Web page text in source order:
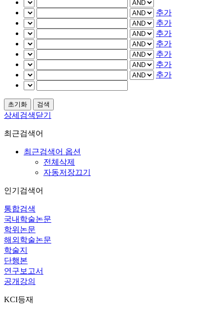
추가
추가
추가
추가
추가
추가
추가
상세검색닫기
최근검색어
최근검색어 옵션
전체삭제
자동저장끄기
인기검색어
통합검색
국내학술논문
학위논문
해외학술논문
학술지
단행본
연구보고서
공개강의
KCI등재